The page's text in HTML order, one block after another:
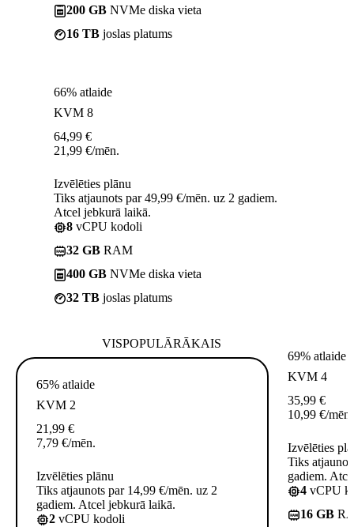
200 GB NVMe diska vieta
16 TB joslas platums
66% atlaide
KVM 8
64,99 €
21,99 €/mēn.
Izvēlēties plānu
Tiks atjaunots par 49,99 €/mēn. uz 2 gadiem.
Atcel jebkurā laikā.
8 vCPU kodoli
32 GB RAM
400 GB NVMe diska vieta
32 TB joslas platums
VISPOPULĀRĀKAIS
65% atlaide
KVM 2
21,99 €
7,79 €/mēn.
Izvēlēties plānu
Tiks atjaunots par 14,99 €/mēn. uz 2
gadiem. Atcel jebkurā laikā.
2 vCPU kodoli
69% atlaide
KVM 4
35,99 €
10,99 €/mēn.
Izvēlēties
Tiks
gadiem.
4 vCPU
16 GB